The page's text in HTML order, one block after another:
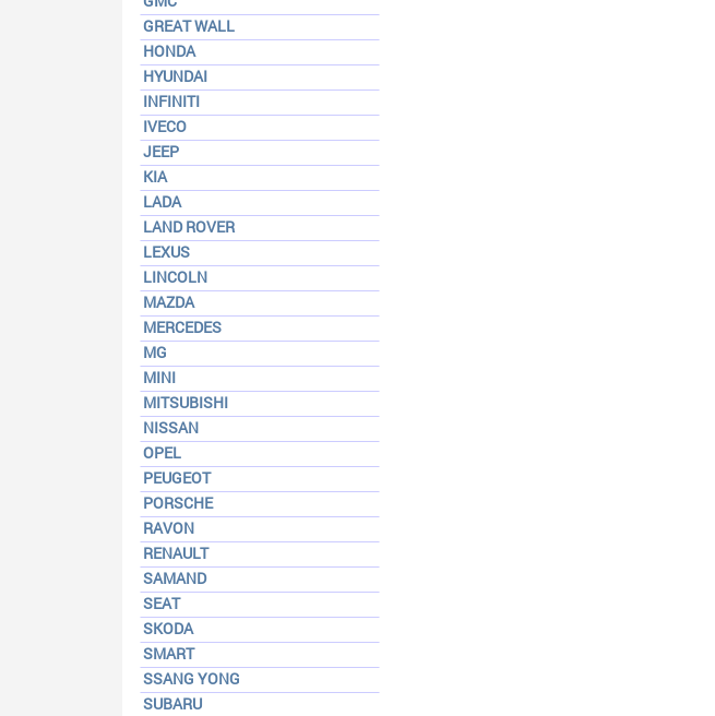
GREAT WALL
HONDA
HYUNDAI
INFINITI
IVECO
JEEP
KIA
LADA
LAND ROVER
LEXUS
LINCOLN
MAZDA
MERCEDES
MG
MINI
MITSUBISHI
NISSAN
OPEL
PEUGEOT
PORSCHE
RAVON
RENAULT
SAMAND
SEAT
SKODA
SMART
SSANG YONG
SUBARU